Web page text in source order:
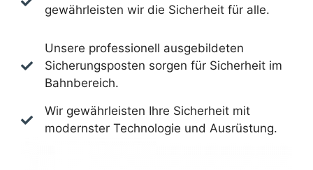
gewährleisten wir die Sicherheit für alle.
Unsere professionell ausgebildeten
Sicherungsposten sorgen für Sicherheit im
Bahnbereich.
Wir gewährleisten Ihre Sicherheit mit
modernster Technologie und Ausrüstung.